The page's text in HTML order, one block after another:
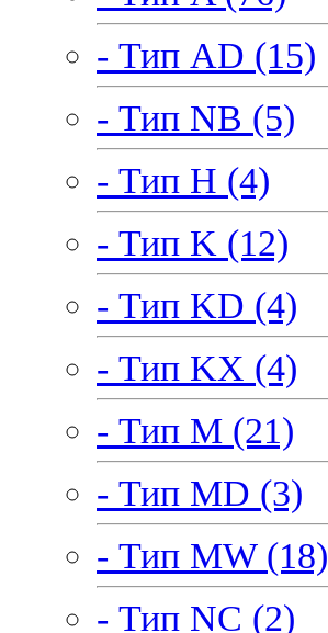
- Тип AD (15)
- Тип NB (5)
- Тип H (4)
- Тип K (12)
- Тип KD (4)
- Тип KX (4)
- Тип M (21)
- Тип MD (3)
- Тип MW (18)
- Тип NC (2)